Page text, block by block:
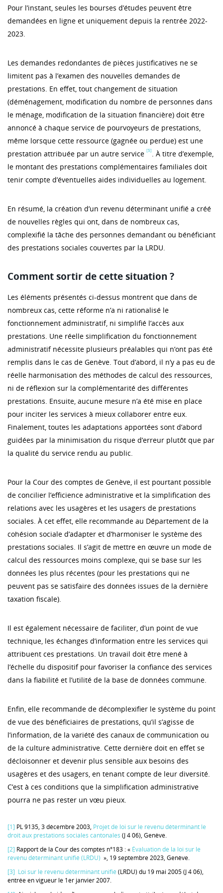
Pour l’instant, seules les bourses d’études peuvent être
demandées en ligne et uniquement depuis la rentrée 2022-
2023.
Les demandes redondantes de pièces justificatives ne se
limitent pas à l’examen des nouvelles demandes de
prestations. En effet, tout changement de situation
(déménagement, modification du nombre de personnes dans
le ménage, modification de la situation financière) doit être
annoncé à chaque service de pourvoyeurs de prestations,
même lorsque cette ressource (gagnée ou perdue) est une
prestation attribuée par un autre service [5] . À titre d’exemple,
le montant des prestations complémentaires familiales doit
tenir compte d’éventuelles aides individuelles au logement.
En résumé, la création d’un revenu déterminant unifié a créé
de nouvelles règles qui ont, dans de nombreux cas,
complexifié la tâche des personnes demandant ou bénéficiant
des prestations sociales couvertes par la LRDU.
Comment sortir de cette situation ?
Les éléments présentés ci-dessus montrent que dans de
nombreux cas, cette réforme n’a ni rationalisé le
fonctionnement administratif, ni simplifié l’accès aux
prestations. Une réelle simplification du fonctionnement
administratif nécessite plusieurs préalables qui n’ont pas été
remplis dans le cas de Genève. Tout d’abord, il n’y a pas eu de
réelle harmonisation des méthodes de calcul des ressources,
ni de réflexion sur la complémentarité des différentes
prestations. Ensuite, aucune mesure n’a été mise en place
pour inciter les services à mieux collaborer entre eux.
Finalement, toutes les adaptations apportées sont d’abord
guidées par la minimisation du risque d’erreur plutôt que par
la qualité du service rendu au public.
Pour la Cour des comptes de Genève, il est pourtant possible
de concilier l’efficience administrative et la simplification des
relations avec les usagères et les usagers de prestations
sociales. À cet effet, elle recommande au Département de la
cohésion sociale d’adapter et d’harmoniser le système des
prestations sociales. Il s’agit de mettre en œuvre un mode de
calcul des ressources moins complexe, qui se base sur les
données les plus récentes (pour les prestations qui ne
peuvent pas se satisfaire des données issues de la dernière
taxation fiscale).
Il est également nécessaire de faciliter, d’un point de vue
technique, les échanges d’information entre les services qui
attribuent ces prestations. Un travail doit être mené à
l’échelle du dispositif pour favoriser la confiance des services
dans la fiabilité et l’utilité de la base de données commune.
Enfin, elle recommande de décomplexifier le système du point
de vue des bénéficiaires de prestations, qu’il s’agisse de
l’information, de la variété des canaux de communication ou
de la culture administrative. Cette dernière doit en effet se
décloisonner et devenir plus sensible aux besoins des
usagères et des usagers, en tenant compte de leur diversité.
C’est à ces conditions que la simplification administrative
pourra ne pas rester un vœu pieux.
[1] PL 9135, 3 décembre 2003, Projet de loi sur le revenu déterminant le
droit aux prestations sociales cantonales (J 4 06), Genève.
[2] Rapport de la Cour des comptes n°183 : « Évaluation de la loi sur le
revenu déterminant unifié (LRDU) », 19 septembre 2023, Genève.
[3] Loi sur le revenu déterminant unifié (LRDU) du 19 mai 2005 (J 4 06),
entrée en vigueur le 1er janvier 2007.